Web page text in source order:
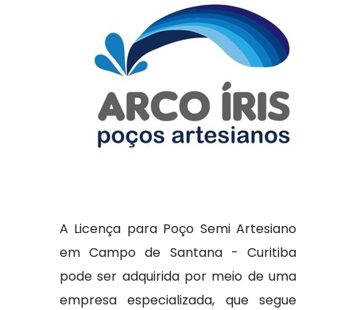
A Licença para Poço Semi Artesiano
em Campo de Santana - Curitiba
pode ser adquirida por meio de uma
empresa especializada, que segue